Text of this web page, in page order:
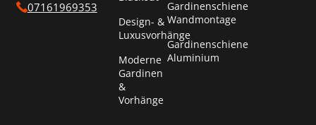
07161969353
Design- &
Luxusvorhänge
Moderne
Gardinen
&
Vorhänge
Gardinenschiene
Wandmontage
Gardinenschiene
Aluminium